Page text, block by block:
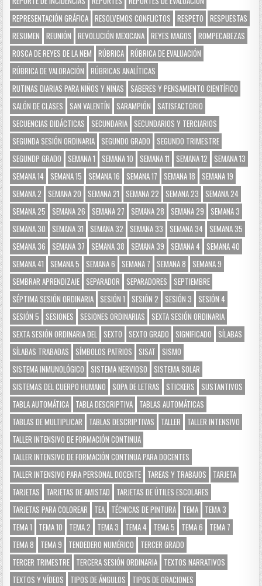
REPRESENTACIÓN GRÁFICA RESOLVEMOS CONFLICTOS RESPETO
RESPUESTAS
RESUMEN
REUNIÓN REVOLUCIÓN MEXICANA REYES MAGOS
ROMPECABEZAS
ROSCA DE REYES DE LA NEM
RÚBRICA RÚBRICA DE EVALUACIÓN
RÚBRICA DE VALORACIÓN
RÚBRICAS ANALÍTICAS
RUTINAS DIARIAS PARA NIÑOS Y NIÑAS
SABERES Y PENSAMIENTO CIENTÍFICO
SALÓN DE CLASES
SAN VALENTÍN SARAMPIÓN
SATISFACTORIO
SECUENCIAS DIDÁCTICAS
SECUNDARIA SECUNDARIOS Y TERCIARIOS
SEGUNDA SESIÓN ORDINARIA SEGUNDO GRADO
SEGUNDO TRIMESTRE
SEGUNDP GRADO
SEMANA 1 SEMANA 10 SEMANA 11 SEMANA 12
SEMANA 13
SEMANA 14
SEMANA 15 SEMANA 16 SEMANA 17 SEMANA 18
SEMANA 19
SEMANA 2
SEMANA 20 SEMANA 21 SEMANA 22 SEMANA 23
SEMANA 24
SEMANA 25
SEMANA 26 SEMANA 27 SEMANA 28 SEMANA 29
SEMANA 3
SEMANA 30
SEMANA 31 SEMANA 32 SEMANA 33 SEMANA 34
SEMANA 35
SEMANA 36
SEMANA 37 SEMANA 38 SEMANA 39 SEMANA 4
SEMANA 40
SEMANA 41
SEMANA 5 SEMANA 6 SEMANA 7 SEMANA 8
SEMANA 9
SEMBRAR APRENDIZAJE SEPARADOR SEPARADORES
SEPTIEMBRE
SÉPTIMA SESIÓN ORDINARIA SESIÓN 1 SESIÓN 2 SESIÓN 3
SESIÓN 4
SESIÓN 5
SESIONES SESIONES ORDINARIAS
SEXTA SESIÓN ORDINARIA
SEXTA SESIÓN ORDINARIA DEL
SEXTO SEXTO GRADO SIGNIFICADO
SÍLABAS
SÍLABAS TRABADAS
SÍMBOLOS PATRIOS SISAT
SISMO
SISTEMA INMUNOLÓGICO
SISTEMA NERVIOSO
SISTEMA SOLAR
SISTEMAS DEL CUERPO HUMANO
SOPA DE LETRAS STICKERS
SUSTANTIVOS
TABLA AUTOMÁTICA TABLA DESCRIPTIVA TABLAS AUTOMÁTICAS
TABLAS DE MULTIPLICAR
TABLAS DESCRIPTIVAS TALLER
TALLER INTENSIVO
TALLER INTENSIVO DE FORMACIÓN CONTINUA
TALLER INTENSIVO DE FORMACIÓN CONTINUA PARA DOCENTES
TALLER INTENSIVO PARA PERSONAL DOCENTE TAREAS Y TRABAJOS
TARJETA
TARJETAS
TARJETAS DE AMISTAD
TARJETAS DE ÚTILES ESCOLARES
TARJETAS PARA COLOREAR
TEA TÉCNICAS DE PINTURA TEMA TEMA 3
TEMA 1
TEMA 10 TEMA 2 TEMA 3 TEMA 4 TEMA 5 TEMA 6
TEMA 7
TEMA 8
TEMA 9 TENDEDERO NUMÉRICO
TERCER GRADO
TERCER TRIMESTRE TERCERA SESIÓN ORDINARIA TEXTOS NARRATIVOS
TEXTOS Y VÍDEOS
TIPOS DE ÁNGULOS
TIPOS DE ORACIONES